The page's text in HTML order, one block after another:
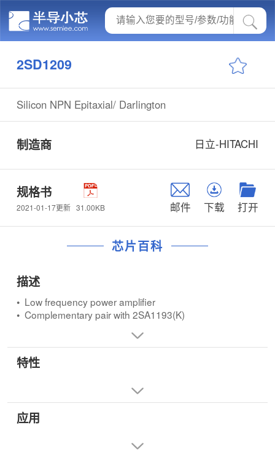
2SD1209
Silicon NPN Epitaxial/ Darlington
制造商 日立-HITACHI
规格书
2021-01-17更新 31.00KB 邮件 下载 打开
芯片百科
描述
• Low frequency power amplifier
• Complementary pair with 2SA1193(K)
特性
应用